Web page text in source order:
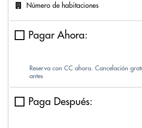
Número de habitaciones
Pagar Ahora:
Reserva con CC ahora. Cancelación
antes
Paga Después: